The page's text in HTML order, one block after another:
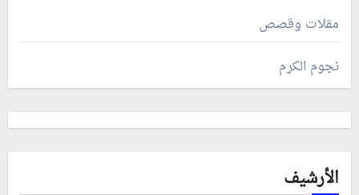
مقلات وقصص
نجوم الكرم
الأرشيف